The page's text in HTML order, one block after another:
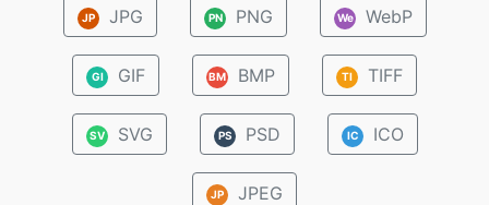
JP JPG PN PNG We WebP
GI GIF BM BMP TI TIFF
SV SVG PS PSD IC ICO
JP JPEG